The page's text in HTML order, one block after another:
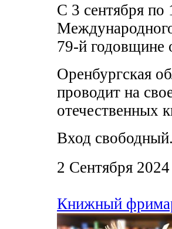
С 3 сентября по
79-й годовщине
Оренбургская
проводит на
отечественных
Вход
2 Сентября 2024
Книжный